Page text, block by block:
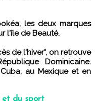
les deux marques
l'île de Beauté.
de l'hiver", on retrouve
Dominicaine.
au Mexique et en
et du sport